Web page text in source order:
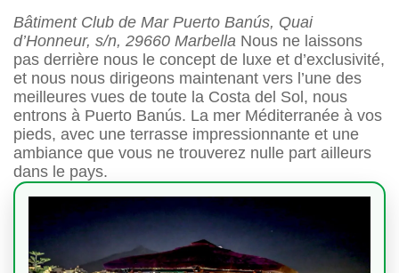
Bâtiment Club de Mar Puerto Banús, Quai
d’Honneur, s/n, 29660 Marbella Nous ne laissons
pas derrière nous le concept de luxe et d’exclusivité,
et nous nous dirigeons maintenant vers l’une des
meilleures vues de toute la Costa del Sol, nous
entrons à Puerto Banús. La mer Méditerranée à vos
pieds, avec une terrasse impressionnante et une
ambiance que vous ne trouverez nulle part ailleurs
dans le pays.